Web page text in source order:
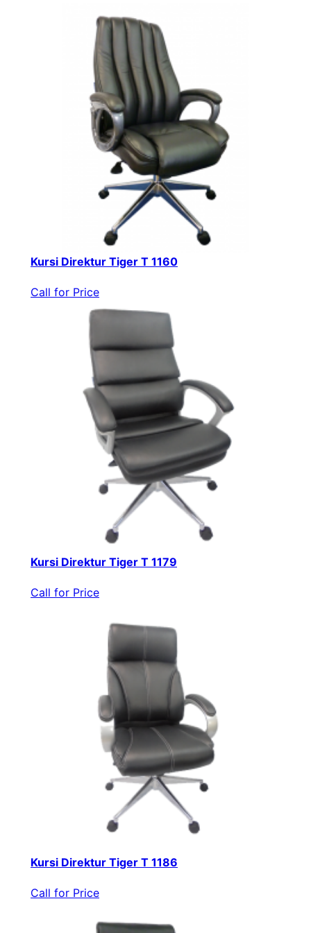
Kursi Direktur Tiger T 1160
Call for Price
Kursi Direktur Tiger T 1179
Call for Price
Kursi Direktur Tiger T 1186
Call for Price